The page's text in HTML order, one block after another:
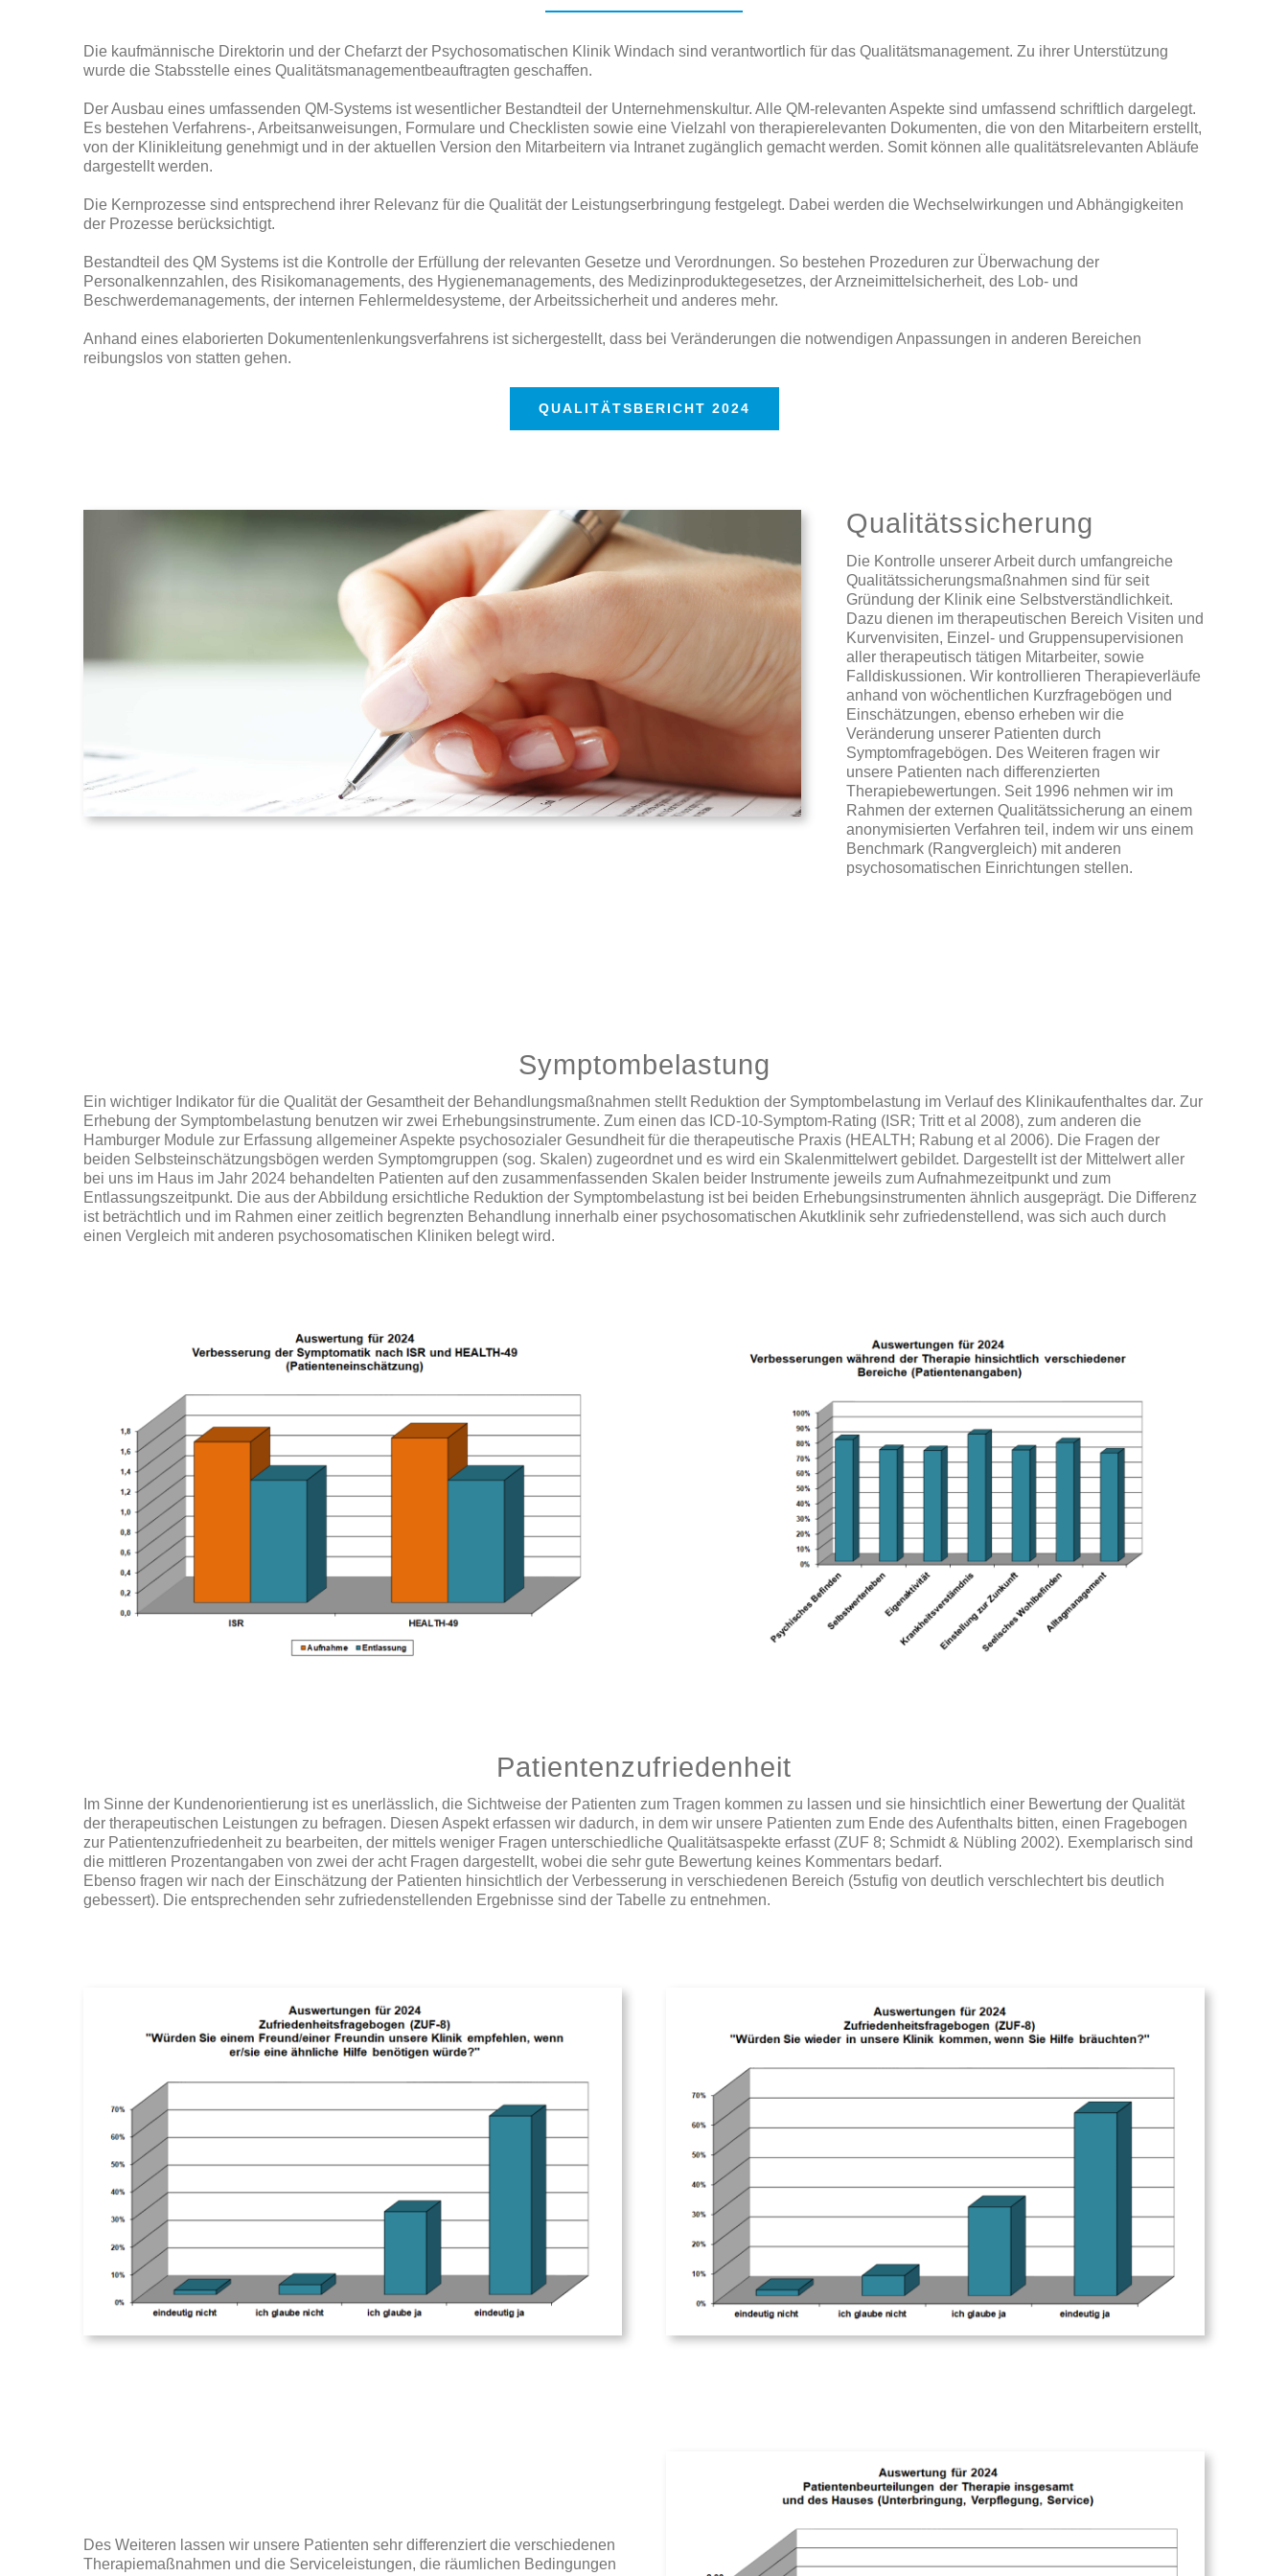
Die kaufmännische Direktorin und der Chefarzt der Psychosomatischen Klinik Windach sind verantwortlich für das Qualitätsmanagement. Zu ihrer Unterstützung
wurde die Stabsstelle eines Qualitätsmanagementbeauftragten geschaffen.
Der Ausbau eines umfassenden QM-Systems ist wesentlicher Bestandteil der Unternehmenskultur. Alle QM-relevanten Aspekte sind umfassend schriftlich dargelegt.
Es bestehen Verfahrens-, Arbeitsanweisungen, Formulare und Checklisten sowie eine Vielzahl von therapierelevanten Dokumenten, die von den Mitarbeitern erstellt,
von der Klinikleitung genehmigt und in der aktuellen Version den Mitarbeitern via Intranet zugänglich gemacht werden. Somit können alle qualitätsrelevanten Abläufe
dargestellt werden.
Die Kernprozesse sind entsprechend ihrer Relevanz für die Qualität der Leistungserbringung festgelegt. Dabei werden die Wechselwirkungen und Abhängigkeiten
der Prozesse berücksichtigt.
Bestandteil des QM Systems ist die Kontrolle der Erfüllung der relevanten Gesetze und Verordnungen. So bestehen Prozeduren zur Überwachung der
Personalkennzahlen, des Risikomanagements, des Hygienemanagements, des Medizinproduktegesetzes, der Arzneimittelsicherheit, des Lob- und
Beschwerdemanagements, der internen Fehlermeldesysteme, der Arbeitssicherheit und anderes mehr.
Anhand eines elaborierten Dokumentenlenkungsverfahrens ist sichergestellt, dass bei Veränderungen die notwendigen Anpassungen in anderen Bereichen
reibungslos von statten gehen.
QUALITÄTSBERICHT 2024
Qualitätssicherung
Die Kontrolle unserer Arbeit durch umfangreiche
Qualitätssicherungsmaßnahmen sind für seit
Gründung der Klinik eine Selbstverständlichkeit.
Dazu dienen im therapeutischen Bereich Visiten und
Kurvenvisiten, Einzel- und Gruppensupervisionen
aller therapeutisch tätigen Mitarbeiter, sowie
Falldiskussionen. Wir kontrollieren Therapieverläufe
anhand von wöchentlichen Kurzfragebögen und
Einschätzungen, ebenso erheben wir die
Veränderung unserer Patienten durch
Symptomfragebögen. Des Weiteren fragen wir
unsere Patienten nach differenzierten
Therapiebewertungen. Seit 1996 nehmen wir im
Rahmen der externen Qualitätssicherung an einem
anonymisierten Verfahren teil, indem wir uns einem
Benchmark (Rangvergleich) mit anderen
psychosomatischen Einrichtungen stellen.
Symptombelastung
Ein wichtiger Indikator für die Qualität der Gesamtheit der Behandlungsmaßnahmen stellt Reduktion der Symptombelastung im Verlauf des Klinikaufenthaltes dar. Zur
Erhebung der Symptombelastung benutzen wir zwei Erhebungsinstrumente. Zum einen das ICD-10-Symptom-Rating (ISR; Tritt et al 2008), zum anderen die
Hamburger Module zur Erfassung allgemeiner Aspekte psychosozialer Gesundheit für die therapeutische Praxis (HEALTH; Rabung et al 2006). Die Fragen der
beiden Selbsteinschätzungsbögen werden Symptomgruppen (sog. Skalen) zugeordnet und es wird ein Skalenmittelwert gebildet. Dargestellt ist der Mittelwert aller
bei uns im Haus im Jahr 2024 behandelten Patienten auf den zusammenfassenden Skalen beider Instrumente jeweils zum Aufnahmezeitpunkt und zum
Entlassungszeitpunkt. Die aus der Abbildung ersichtliche Reduktion der Symptombelastung ist bei beiden Erhebungsinstrumenten ähnlich ausgeprägt. Die Differenz
ist beträchtlich und im Rahmen einer zeitlich begrenzten Behandlung innerhalb einer psychosomatischen Akutklinik sehr zufriedenstellend, was sich auch durch
einen Vergleich mit anderen psychosomatischen Kliniken belegt wird.
Patientenzufriedenheit
Im Sinne der Kundenorientierung ist es unerlässlich, die Sichtweise der Patienten zum Tragen kommen zu lassen und sie hinsichtlich einer Bewertung der Qualität
der therapeutischen Leistungen zu befragen. Diesen Aspekt erfassen wir dadurch, in dem wir unsere Patienten zum Ende des Aufenthalts bitten, einen Fragebogen
zur Patientenzufriedenheit zu bearbeiten, der mittels weniger Fragen unterschiedliche Qualitätsaspekte erfasst (ZUF 8; Schmidt & Nübling 2002). Exemplarisch sind
die mittleren Prozentangaben von zwei der acht Fragen dargestellt, wobei die sehr gute Bewertung keines Kommentars bedarf.
Ebenso fragen wir nach der Einschätzung der Patienten hinsichtlich der Verbesserung in verschiedenen Bereich (5stufig von deutlich verschlechtert bis deutlich
gebessert). Die entsprechenden sehr zufriedenstellenden Ergebnisse sind der Tabelle zu entnehmen.
Des Weiteren lassen wir unsere Patienten sehr differenziert die verschiedenen
Therapiemaßnahmen und die Serviceleistungen, die räumlichen Bedingungen